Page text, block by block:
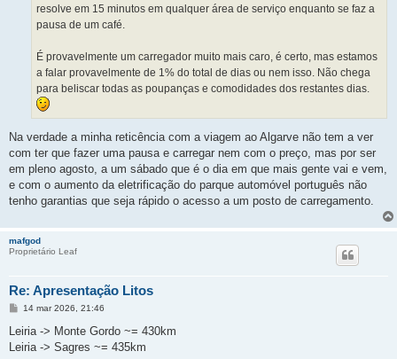
resolve em 15 minutos em qualquer área de serviço enquanto se faz a
pausa de um café.
É provavelmente um carregador muito mais caro, é certo, mas estamos
a falar provavelmente de 1% do total de dias ou nem isso. Não chega
para beliscar todas as poupanças e comodidades dos restantes dias.
Na verdade a minha reticência com a viagem ao Algarve não tem a ver
com ter que fazer uma pausa e carregar nem com o preço, mas por ser
em pleno agosto, a um sábado que é o dia em que mais gente vai e vem,
e com o aumento da eletrificação do parque automóvel português não
tenho garantias que seja rápido o acesso a um posto de carregamento.
mafgod
Proprietário Leaf
Re: Apresentação Litos
M
n
a
14 mar 2026, 21:46
Leiria -> Monte Gordo ~= 430km
Leiria -> Sagres ~= 435km